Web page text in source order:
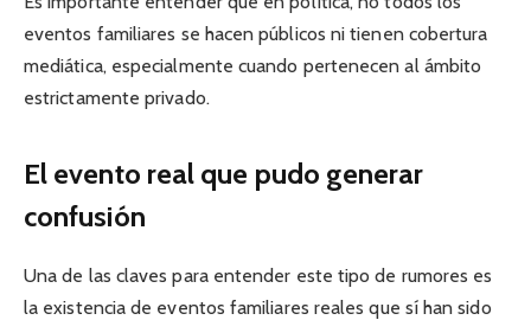
eventos familiares se hacen públicos ni tienen cobertura
mediática, especialmente cuando pertenecen al ámbito
estrictamente privado.
El evento real que pudo generar
confusión
Una de las claves para entender este tipo de rumores es
la existencia de eventos familiares reales que sí han sido